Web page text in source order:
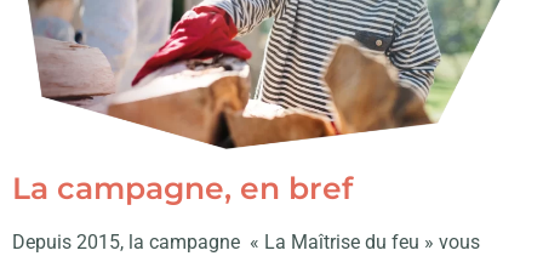
La campagne, en bref
Depuis 2015, la campagne « La Maîtrise du feu » vous